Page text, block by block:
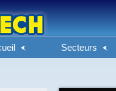
Secteurs